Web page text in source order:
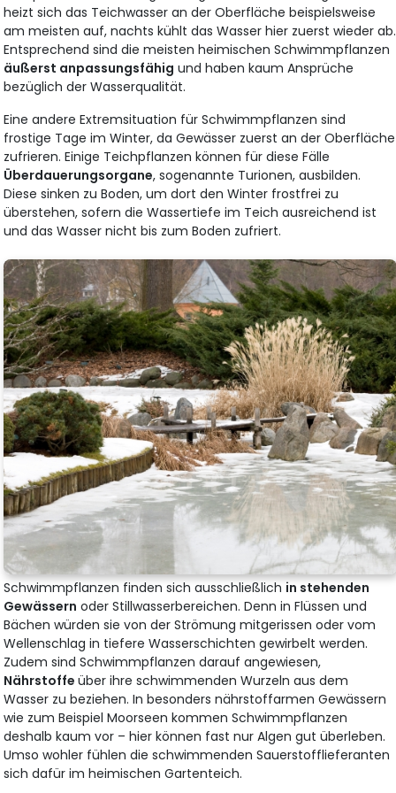
heizt sich das Teichwasser an der Oberfläche beispielsweise
am meisten auf, nachts kühlt das Wasser hier zuerst wieder ab.
Entsprechend sind die meisten heimischen Schwimmpflanzen
äußerst anpassungsfähig und haben kaum Ansprüche
bezüglich der Wasserqualität.
Eine andere Extremsituation für Schwimmpflanzen sind
frostige Tage im Winter, da Gewässer zuerst an der Oberfläche
zufrieren. Einige Teichpflanzen können für diese Fälle
Überdauerungsorgane, sogenannte Turionen, ausbilden.
Diese sinken zu Boden, um dort den Winter frostfrei zu
überstehen, sofern die Wassertiefe im Teich ausreichend ist
und das Wasser nicht bis zum Boden zufriert.
Schwimmpflanzen finden sich ausschließlich in stehenden
Gewässern oder Stillwasserbereichen. Denn in Flüssen und
Bächen würden sie von der Strömung mitgerissen oder vom
Wellenschlag in tiefere Wasserschichten gewirbelt werden.
Zudem sind Schwimmpflanzen darauf angewiesen,
Nährstoffeüber ihre schwimmenden Wurzeln aus dem
Wasser zu beziehen. In besonders nährstoffarmen Gewässern
wie zum Beispiel Moorseen kommen Schwimmpflanzen
deshalb kaum vor – hier können fast nur Algen gut überleben.
Umso wohler fühlen die schwimmenden Sauerstofflieferanten
sich dafür im heimischen Gartenteich.